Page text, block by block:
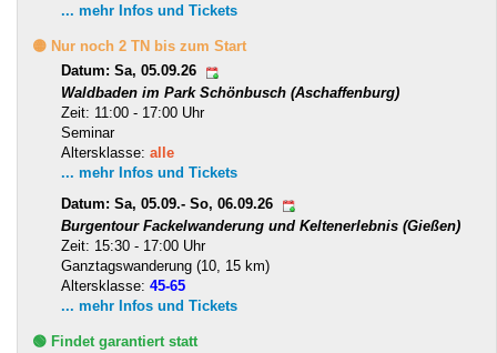
... mehr Infos und Tickets
🟡 Nur noch 2 TN bis zum Start
Datum: Sa, 05.09.26
Waldbaden im Park Schönbusch (Aschaffenburg)
Zeit: 11:00 - 17:00 Uhr
Seminar
Altersklasse: alle
... mehr Infos und Tickets
Datum: Sa, 05.09.- So, 06.09.26
Burgentour Fackelwanderung und Keltenerlebnis (Gießen)
Zeit: 15:30 - 17:00 Uhr
Ganztagswanderung (10, 15 km)
Altersklasse: 45-65
... mehr Infos und Tickets
🟢 Findet garantiert statt